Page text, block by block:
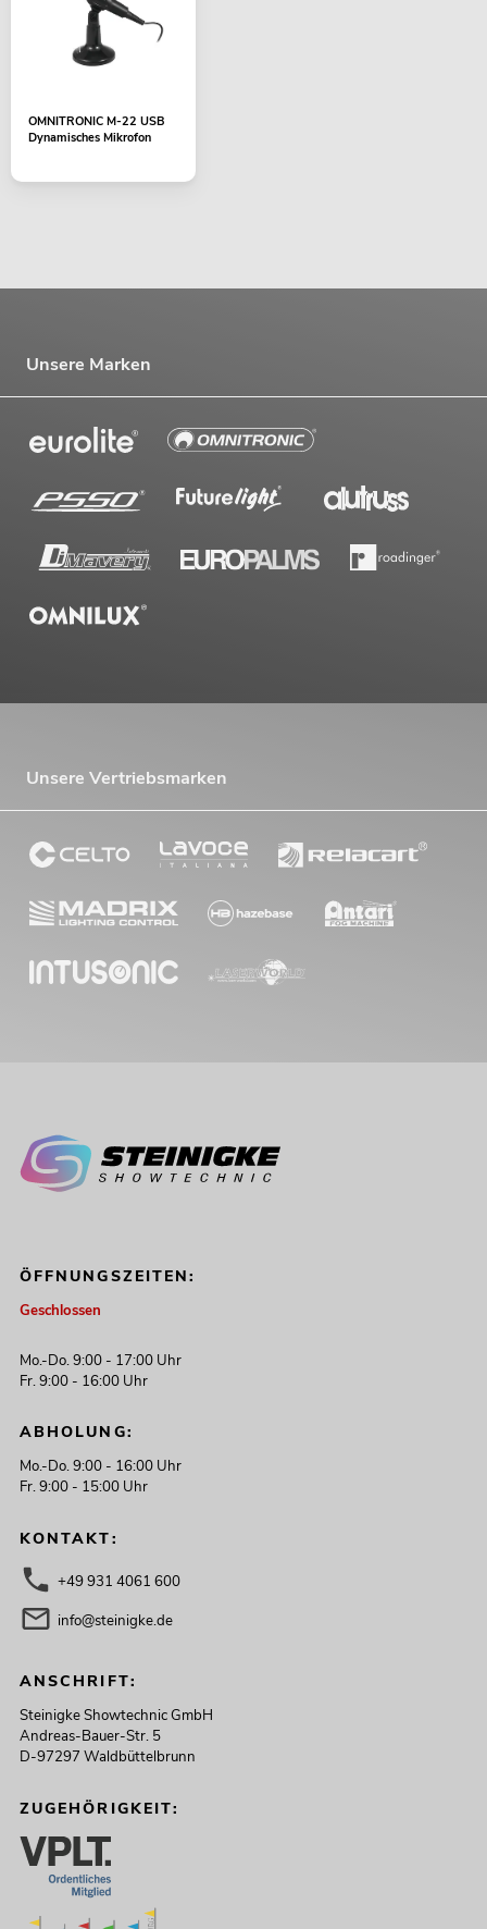
OMNITRONIC M-22 USB
Dynamisches Mikrofon
Unsere Marken
Unsere Vertriebsmarken
ÖFFNUNGSZEITEN:
Geschlossen
Mo.-Do. 9:00 - 17:00 Uhr
Fr. 9:00 - 16:00 Uhr
ABHOLUNG:
Mo.-Do. 9:00 - 16:00 Uhr
Fr. 9:00 - 15:00 Uhr
KONTAKT:
+49 931 4061 600
info@steinigke.de
ANSCHRIFT:
Steinigke Showtechnic GmbH
Andreas-Bauer-Str. 5
D-97297 Waldbüttelbrunn
ZUGEHÖRIGKEIT: